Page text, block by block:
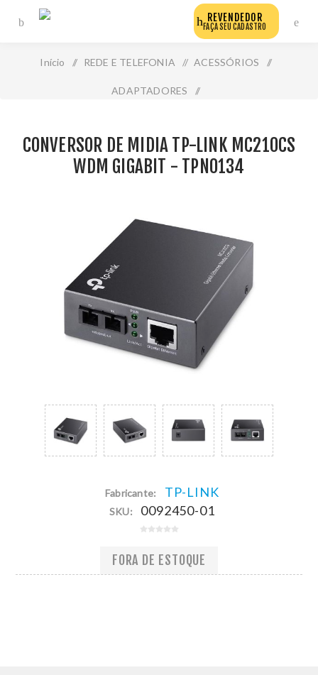
REVENDEDOR
FAÇA SEU CADASTRO
Início / REDE E TELEFONIA / ACESSÓRIOS /
ADAPTADORES /
Tpn0134
CONVERSOR DE MIDIA TP-LINK MC210CS
WDM GIGABIT - TPN0134
Fabricante: TP-LINK
SKU: 0092450-01
FORA DE ESTOQUE